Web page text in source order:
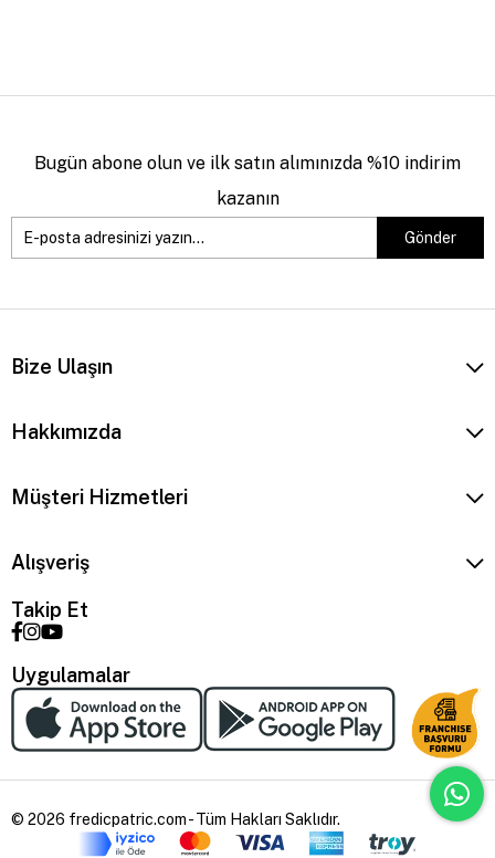
Bugün abone olun ve ilk satın alımınızda %10 indirim
kazanın
Gönder
Bize Ulaşın
Hakkımızda
Müşteri Hizmetleri
Alışveriş
Takip Et
Uygulamalar
© 2026 fredicpatric.com - Tüm Hakları Saklıdır.